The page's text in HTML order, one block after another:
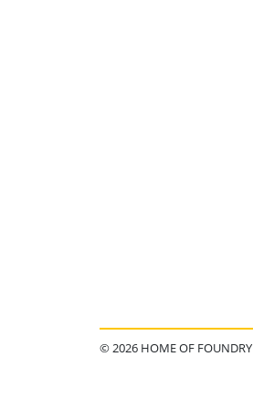
© 2026 HOME OF FOUNDRY